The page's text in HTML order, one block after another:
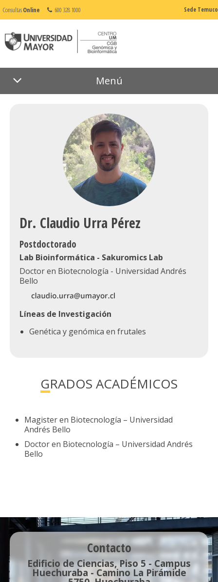
ConsultasOnline 600 328 1000 Sede Temuco
Menú
Dr. Claudio Urra Pérez
Postdoctorado
Lab Bioinformática - Sakuromics Lab
Doctor en Biotecnología - Universidad Andrés
Bello
Líneas de Investigación
Genética y genómica en frutales
GRADOS ACADÉMICOS
Magister en Biotecnología – Universidad
Andrés Bello
Doctor en Biotecnología – Universidad Andrés
Bello
Contacto
Edificio de Ciencias, Piso 5 - Campus
Huechuraba - Camino La Pirámide